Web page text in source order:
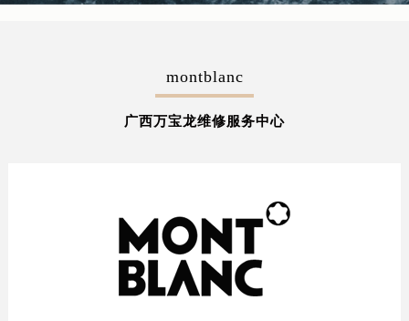
montblanc
广西万宝龙维修服务中心